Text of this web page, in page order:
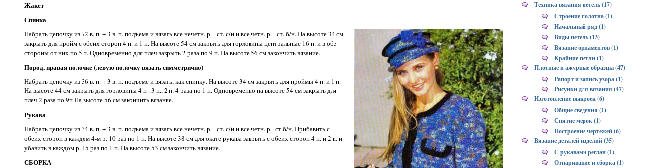
Жакет
Спинка
Набрать цепочку из 72 в. п. + 3 в. п. подъема и вязать все нечетн. р. - ст. с/н и все четн. р. - ст. б/н. На высоте 34 см
закрыть для пройм с обеих сторон 4 п. и 1 п. На высоте 54 см закрыть для горловины центральные 16 п. и в обе
стороны от них по 5 п. Одновременно для плеч закрыть 2 раза по 9 п. На высоте 56 см закончить вязание.
Пород, правая полочке (левую полочку вязать симметрично)
Набрать цепочку из 36 в. п. + 3 в. п. подъеме и вязать, как спинку. На высоте 34 см закрыть для проймы 4 п. и 1 п.
На высоте 44 см закрыть для горловины 4 п . 3 п., 2 п. 4 раза по 1 п. Одновременно на высоте 54 см закрыть для
плеч 2 раза по 9п На высоте 56 см закончить вязание.
Рукава
Набрать цепочку из 34 в. п. + 3 в. п. подъема и вязать все нечетн. р. - ст. с/н и все четн. р.- ст.б/н, Прибавить с
обеих сторон в каждом 4-м р. 10 раз по 1 п. На высоте 38 см для окате рукава закрыть с обеих сторон 4 п. и 2 п. и
убавить в каждом р. 15 раз по 1 п. На высоте 53 см закончить вязание.
СБОРКА
Техника вязания петель (17)
Строение полотна (1)
Начальный ряд (1)
Виды петель (13)
Вязание орнаментов (1)
Крайние петли (1)
Плотные и ажурные образцы (47)
Рапорт и запись узора (1)
Рисунки для вязания (47)
Изготовление выкроек (6)
Общие сведения (1)
Снятие мерок (1)
Построение чертежей (6)
Вязание деталей изделий (35)
С рукавами реглан (1)
Отпаривание и сборка (1)